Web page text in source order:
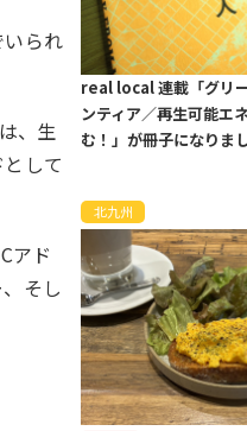
られ
、生
して
アド
そし
real local 連載「グリ
ンティア／再生可能エ
む！」が冊子になりま
北九州